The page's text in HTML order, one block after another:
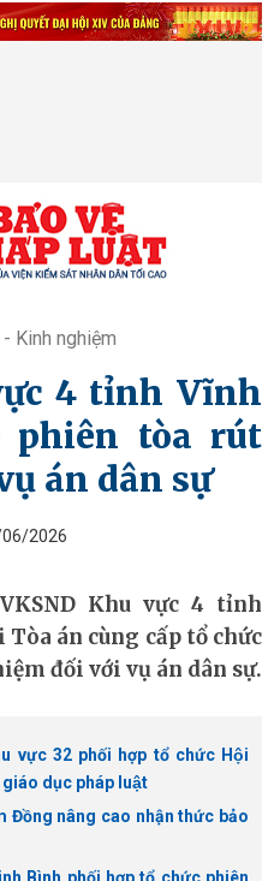
Kinh nghiệm
4 tỉnh Vĩnh
phiên tòa rút
án dân sự
06/2026
Khu vực 4 tỉnh
án cùng cấp tổ chức
đối với vụ án dân sự.
vực 32 phối hợp tổ chức Hội
dục pháp luật
Đồng nâng cao nhận thức bảo